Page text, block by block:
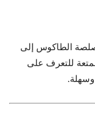
صلصة الطاكوس إلى
للتعرف على